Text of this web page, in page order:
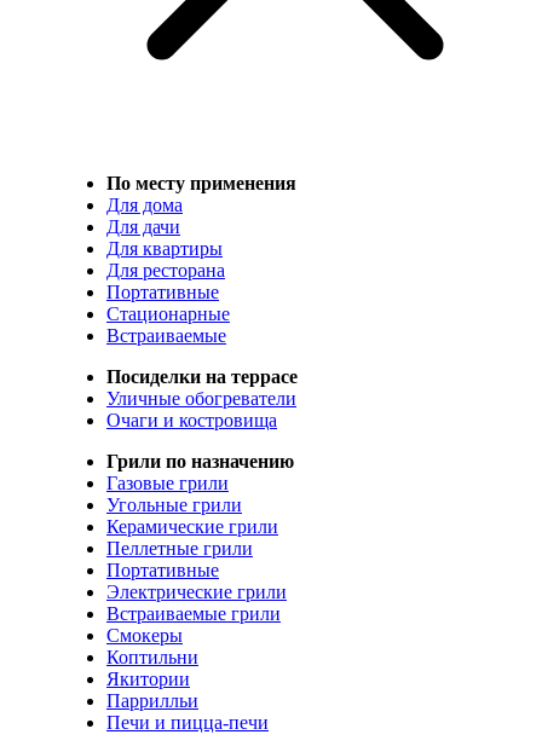
По месту применения
Для дома
Для дачи
Для квартиры
Для ресторана
Портативные
Стационарные
Встраиваемые
Посиделки на террасе
Уличные обогреватели
Очаги и костровища
Грили по назначению
Газовые грили
Угольные грили
Керамические грили
Пеллетные грили
Портативные
Электрические грили
Встраиваемые грили
Смокеры
Коптильни
Якитории
Паррилльи
Печи и пицца-печи